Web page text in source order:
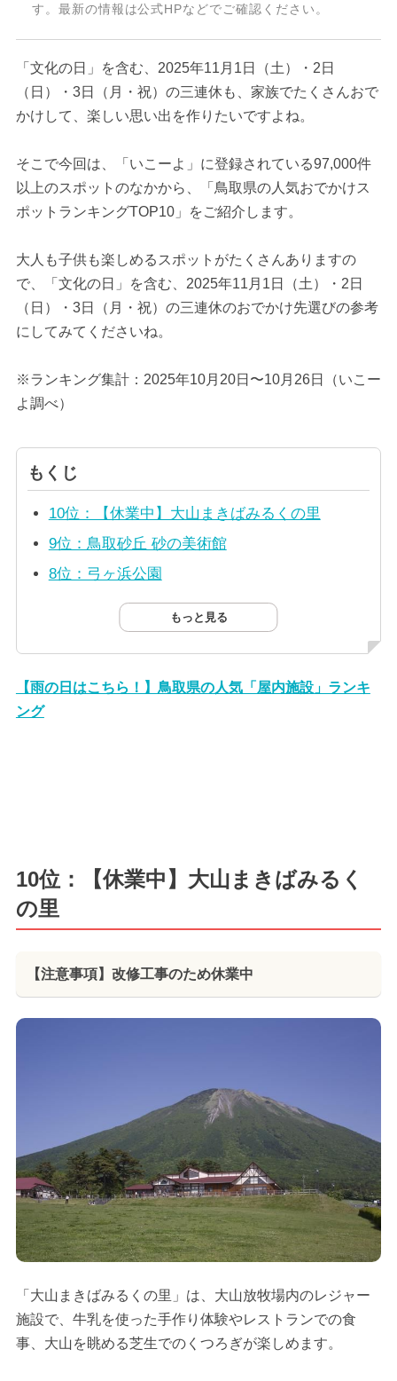
す。最新の情報は公式HPなどでご確認ください。
「文化の日」を含む、2025年11月1日（土）・2日
（日）・3日（月・祝）の三連休も、家族でたくさんおで
かけして、楽しい思い出を作りたいですよね。
そこで今回は、「いこーよ」に登録されている97,000件
以上のスポットのなかから、「鳥取県の人気おでかけス
ポットランキングTOP10」をご紹介します。
大人も子供も楽しめるスポットがたくさんありますの
で、「文化の日」を含む、2025年11月1日（土）・2日
（日）・3日（月・祝）の三連休のおでかけ先選びの参考
にしてみてくださいね。
※ランキング集計：2025年10月20日〜10月26日（いこー
よ調べ）
もくじ
10位：【休業中】大山まきばみるくの里
9位：鳥取砂丘 砂の美術館
8位：弓ヶ浜公園
もっと見る
【雨の日はこちら！】鳥取県の人気「屋内施設」ランキ
ング
10位：【休業中】大山まきばみるく
の里
【注意事項】改修工事のため休業中
「大山まきばみるくの里」は、大山放牧場内のレジャー
施設で、牛乳を使った手作り体験やレストランでの食
事、大山を眺める芝生でのくつろぎが楽しめます。